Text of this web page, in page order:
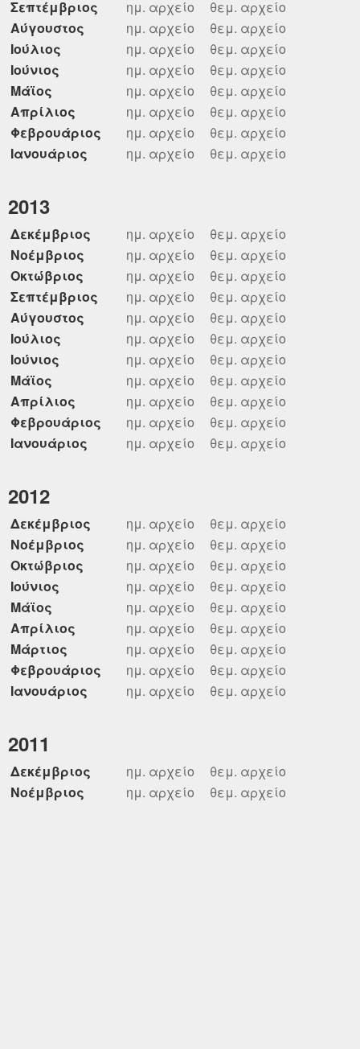
Σεπτέμβριος
ημ. αρχείο
θεμ. αρχείο
Αύγουστος
ημ. αρχείο
θεμ. αρχείο
Ιούλιος
ημ. αρχείο
θεμ. αρχείο
Ιούνιος
ημ. αρχείο
θεμ. αρχείο
Μάϊος
ημ. αρχείο
θεμ. αρχείο
Απρίλιος
ημ. αρχείο
θεμ. αρχείο
Φεβρουάριος
ημ. αρχείο
θεμ. αρχείο
Ιανουάριος
ημ. αρχείο θεμ. αρχείο
2013
Δεκέμβριος ημ. αρχείο
θεμ. αρχείο
Νοέμβριος
ημ. αρχείο
θεμ. αρχείο
Οκτώβριος
ημ. αρχείο
θεμ. αρχείο
Σεπτέμβριος
ημ. αρχείο
θεμ. αρχείο
Αύγουστος
ημ. αρχείο
θεμ. αρχείο
Ιούλιος
ημ. αρχείο
θεμ. αρχείο
Ιούνιος
ημ. αρχείο
θεμ. αρχείο
Μάϊος
ημ. αρχείο
θεμ. αρχείο
Απρίλιος
ημ. αρχείο
θεμ. αρχείο
Φεβρουάριος
ημ. αρχείο
θεμ. αρχείο
Ιανουάριος
ημ. αρχείο θεμ. αρχείο
2012
Δεκέμβριος ημ. αρχείο
θεμ. αρχείο
Νοέμβριος
ημ. αρχείο
θεμ. αρχείο
Οκτώβριος
ημ. αρχείο
θεμ. αρχείο
Ιούνιος
ημ. αρχείο
θεμ. αρχείο
Μάϊος
ημ. αρχείο
θεμ. αρχείο
Απρίλιος
ημ. αρχείο
θεμ. αρχείο
Μάρτιος
ημ. αρχείο
θεμ. αρχείο
Φεβρουάριος
ημ. αρχείο
θεμ. αρχείο
Ιανουάριος
ημ. αρχείο θεμ. αρχείο
2011
Δεκέμβριος ημ. αρχείο
θεμ. αρχείο
Νοέμβριος
ημ. αρχείο θεμ. αρχείο